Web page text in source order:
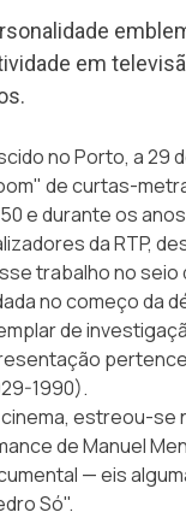
em
no Porto, a 29
de curtas-
e durante os
da RTP,
trabalho no seio
no começo da
de
1990).
estreou-se
de Manuel
— eis
Só".